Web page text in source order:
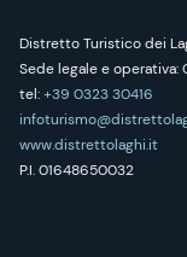
Distretto Turistico dei
Sede legale e operativa:
tel:+39 0323 30416
www.distrettolaghi.it
P.I. 01648650032